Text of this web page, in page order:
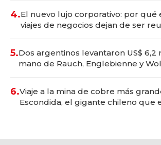
4.El nuevo lujo corporativo: por qué
viajes de negocios dejan de ser
5.Dos argentinos levantaron US$ 6,2
mano de Rauch, Englebienne y
6.Viaje a la mina de cobre más
Escondida, el gigante chileno que